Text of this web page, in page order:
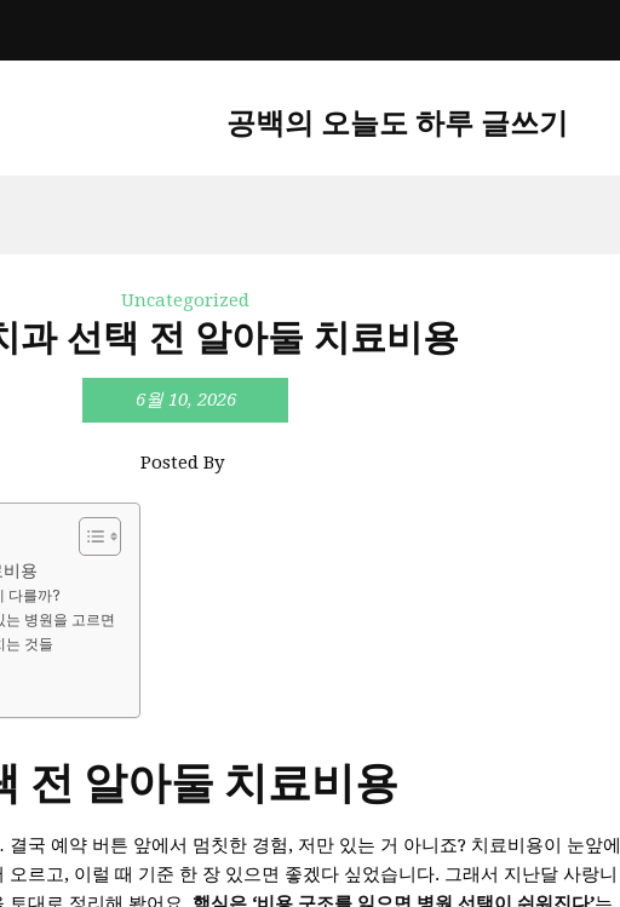
공백의 오늘도 하루 글쓰기
Uncategorized
과 선택 전 알아둘 치료비용
6월 10, 2026
Posted By
용
다를까?
병원을 고르면
는 것들
전 알아둘 치료비용
국 예약 버튼 앞에서 멈칫한 경험, 저만 있는 거 아니죠? 치료비용이 눈앞에
오르고, 이럴 때 기준 한 장 있으면 좋겠다 싶었습니다. 그래서 지난달 사랑니